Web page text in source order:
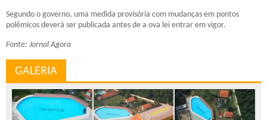
Segundo o governo, uma medida provisória com mudanças em pontos
polêmicos deverá ser publicada antes de a ova lei entrar em vigor.
Fonte: Jornal Agora
GALERIA